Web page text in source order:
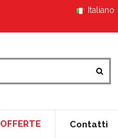
Italiano
OFFERTE Contatti